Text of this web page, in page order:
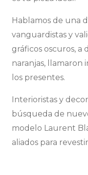
Hablamos de una
vanguardistas y
gráficos oscuros, a
naranjas, llamaron
los presentes.
Interioristas y
búsqueda de
modelo Laurent
aliados para